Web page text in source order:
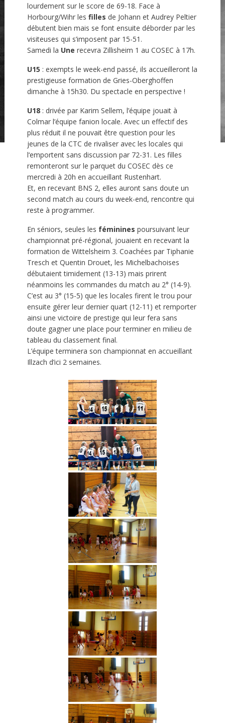
lourdement sur le score de 69-18. Face à
Horbourg/Wihr les filles de Johann et Audrey Peltier
débutent bien mais se font ensuite déborder par les
visiteuses qui s’imposent par 15-51.
Samedi la Une recevra Zillisheim 1 au COSEC à 17h.
U15 : exempts le week-end passé, ils accueilleront la
prestigieuse formation de Gries-Oberghoffen
dimanche à 15h30. Du spectacle en perspective !
U18: drivée par Karim Sellem, l’équipe jouait à
Colmar l’équipe fanion locale. Avec un effectif des
plus réduit il ne pouvait être question pour les
jeunes de la CTC de rivaliser avec les locales qui
l‘emportent sans discussion par 72-31. Les filles
remonteront sur le parquet du COSEC dès ce
mercredi à 20h en accueillant Rustenhart.
Et, en recevant BNS 2, elles auront sans doute un
second match au cours du week-end, rencontre qui
reste à programmer.
En séniors, seules les féminines poursuivant leur
championnat pré-régional, jouaient en recevant la
formation de Wittelsheim 3. Coachées par Tiphanie
Tresch et Quentin Drouet, les Michelbachoises
débutaient timidement (13-13) mais prirent
néanmoins les commandes du match au 2° (14-9).
C’est au 3° (15-5) que les locales firent le trou pour
ensuite gérer leur dernier quart (12-11) et remporter
ainsi une victoire de prestige qui leur fera sans
doute gagner une place pour terminer en milieu de
tableau du classement final.
L’équipe terminera son championnat en accueillant
Illzach d’ici 2 semaines.